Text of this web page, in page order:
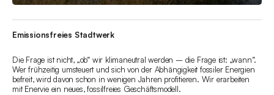
Emissionsfreies Stadtwerk
Die Frage ist nicht, „ob“ wir klimaneutral werden – die Frage ist: „wann“.
Wer frühzeitig umsteuert und sich von der Abhängigkeit fossiler Energien
befreit, wird davon schon in wenigen Jahren profitieren. Wir erarbeiten
mit Enervie ein neues, fossilfreies Geschäftsmodell.